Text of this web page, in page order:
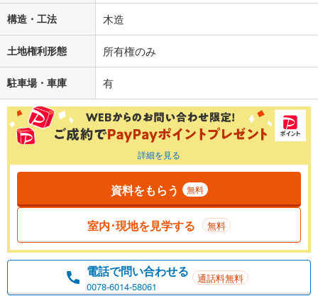
構造・工法 木造
土地権利形態 所有権のみ
駐車場・車庫 有
詳細を見る
資料をもらう 無料
室内･現地を見学する 無料
電話で問い合わせる
0078-6014-58061
通話料無料